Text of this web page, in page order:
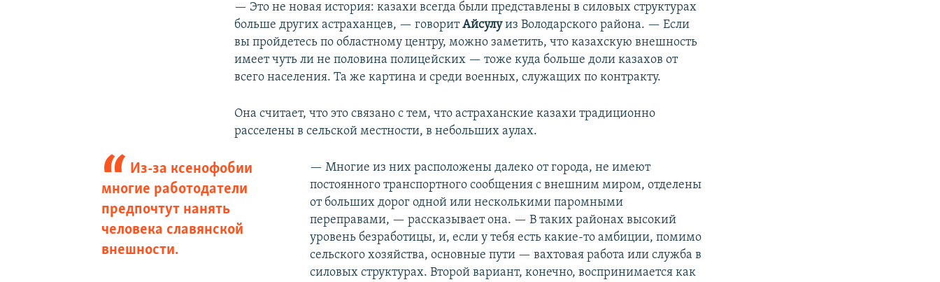
— Это не новая история: казахи всегда были представлены в силовых структурах
больше других астраханцев, — говоритАйсулуиз Володарского района. — Если
вы пройдетесь по областному центру, можно заметить, что казахскую внешность
имеет чуть ли не половина полицейских — тоже куда больше доли казахов от
всего населения. Та же картина и среди военных, служащих по контракту.
Она считает, что это связано с тем, что астраханские казахи традиционно
расселены в сельской местности, в небольших аулах.
Из-за ксенофобии
многие работодатели
предпочтут нанять
человека славянской
внешности.
— Многие из них расположены далеко от города, не имеют
постоянного транспортного сообщения с внешним миром, отделены
от больших дорог одной или несколькими паромными
переправами, — рассказывает она. — В таких районах высокий
уровень безработицы, и, если у тебя есть какие-то амбиции, помимо
сельского хозяйства, основные пути — вахтовая работа или служба в
силовых структурах. Второй вариант, конечно, воспринимается как